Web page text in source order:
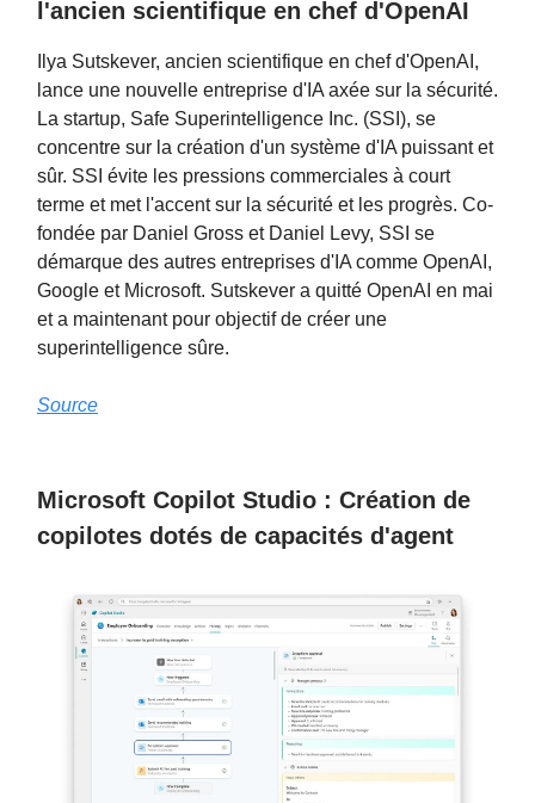
l'ancien scientifique en chef d'OpenAI
Ilya Sutskever, ancien scientifique en chef d'OpenAI,
lance une nouvelle entreprise d'IA axée sur la sécurité.
La startup, Safe Superintelligence Inc. (SSI), se
concentre sur la création d'un système d'IA puissant et
sûr. SSI évite les pressions commerciales à court
terme et met l'accent sur la sécurité et les progrès. Co-
fondée par Daniel Gross et Daniel Levy, SSI se
démarque des autres entreprises d'IA comme OpenAI,
Google et Microsoft. Sutskever a quitté OpenAI en mai
et a maintenant pour objectif de créer une
superintelligence sûre.
Source
Microsoft Copilot Studio : Création de
copilotes dotés de capacités d'agent